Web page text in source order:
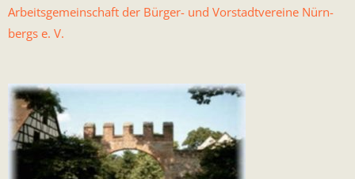
Arbeits­ge­mein­schaft der Bürg­er- und Vorstadtvere­ine Nürn­
bergs e. V.